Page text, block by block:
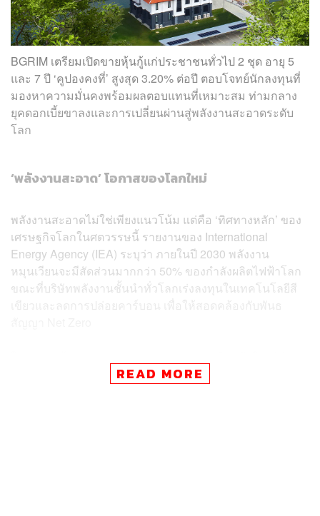
BGRIM เตรียมเปิดขายหุ้นกู้แก่ประชาชนทั่วไป 2 ชุด อายุ 5
และ 7 ปี ‘คูปองคงที่’ สูงสุด 3.20% ต่อปี ตอบโจทย์นักลงทุนที่
มองหาความมั่นคงพร้อมผลตอบแทนที่เหมาะสม ท่ามกลาง
ยุคดอกเบี้ยขาลงและการเปลี่ยนผ่านสู่พลังงานสะอาดระดับ
โลก
‘พลังงานสะอาด’ โอกาสของโลกใหม่
พลังงานสะอาดไม่ใช่เพียงแนวโน้ม แต่คือ ‘ทิศทางหลัก’ ของ
เศรษฐกิจโลกในศตวรรษนี้ รายงานของ International
Energy Agency (IEA) ระบุว่า ภายในปี 2030 พลังงาน
หมุนเวียนจะมีสัดส่วนมากกว่า 50% ของกำลังผลิตไฟฟ้าโลก
ขณะที่บริษัทพลังงานชั้นนำทั่วโลกเร่งลงทุนในเทคโนโลยีสี
เขียวและลดการปล่อยคาร์บอน เพื่อให้สอดคล้องกับพันธ
แนวหน้าของไทยในการขับเคลื่อนพลังงานสะอาด โดยมีเป้า
READ MORE